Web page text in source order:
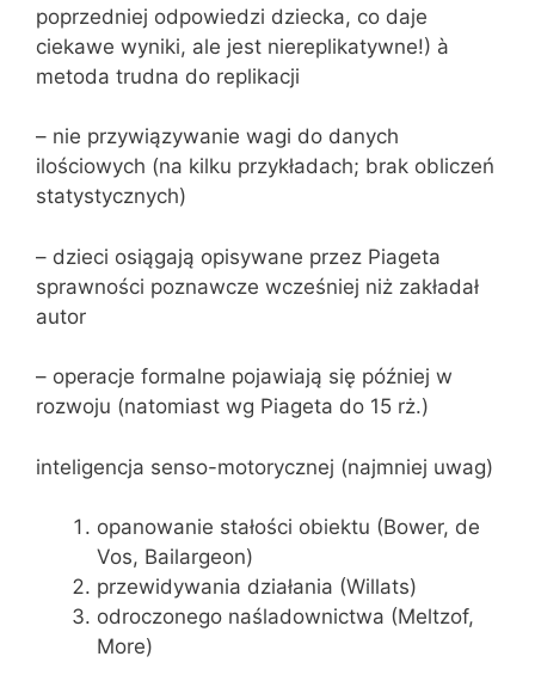
poprzedniej odpowiedzi dziecka, co daje
ciekawe wyniki, ale jest niereplikatywne!) à
metoda trudna do replikacji
– nie przywiązywanie wagi do danych
ilościowych (na kilku przykładach; brak obliczeń
statystycznych)
– dzieci osiągają opisywane przez Piageta
sprawności poznawcze wcześniej niż zakładał
autor
– operacje formalne pojawiają się później w
rozwoju (natomiast wg Piageta do 15 rż.)
inteligencja senso-motorycznej (najmniej uwag)
opanowanie stałości obiektu (Bower, de
Vos, Bailargeon)
przewidywania działania (Willats)
odroczonego naśladownictwa (Meltzof,
More)